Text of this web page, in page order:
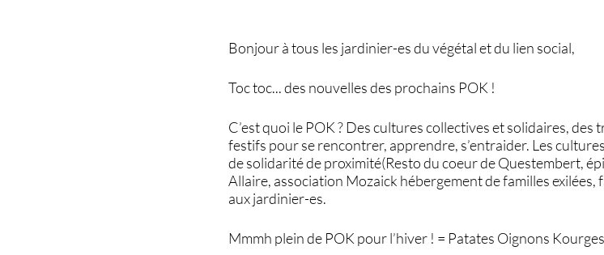
Bonjour à tous les jardinier-es du végétal et du lien social,
Toc toc... des nouvelles des prochains POK !
C’est quoi le POK ? Des cultures collectives et solidaires,
festifs pour se rencontrer, apprendre, s’entraider. Les
de solidarité de proximité(Resto du coeur de Questembert,
Allaire, association Mozaick hébergement de familles exilées,
aux jardinier-es.
Mmmh plein de POK pour l’hiver ! = Patates Oignons